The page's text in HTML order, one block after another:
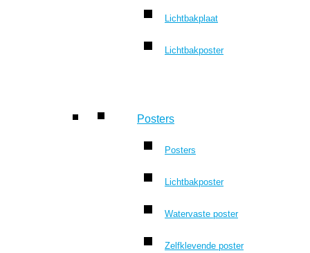
Lichtbakplaat
Lichtbakposter
Posters
Posters
Lichtbakposter
Watervaste poster
Zelfklevende poster